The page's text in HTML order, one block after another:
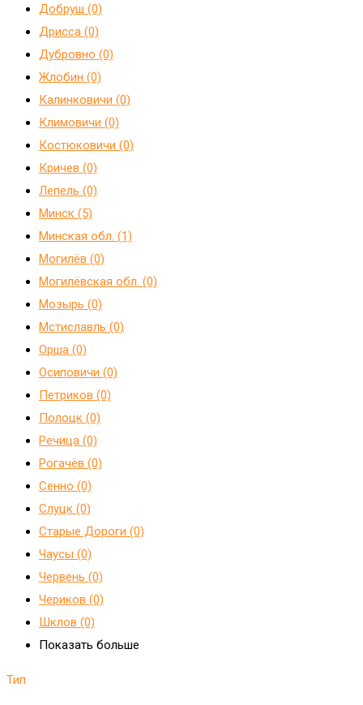
Добруш (0)
Дрисса (0)
Дубровно (0)
Жлобин (0)
Калинковичи (0)
Климовичи (0)
Костюковичи (0)
Кричев (0)
Лепель (0)
Минск (5)
Минская обл. (1)
Могилёв (0)
Могилёвская обл. (0)
Мозырь (0)
Мстиславль (0)
Орша (0)
Осиповичи (0)
Петриков (0)
Полоцк (0)
Речица (0)
Рогачёв (0)
Сенно (0)
Слуцк (0)
Старые Дороги (0)
Чаусы (0)
Червень (0)
Чериков (0)
Шклов (0)
Показать больше
Тип